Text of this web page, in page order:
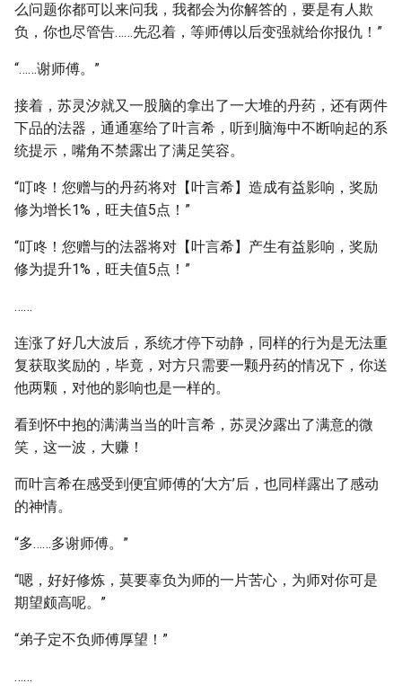
么问题你都可以来问我，我都会为你解答的，要是有人欺
负，你也尽管告……先忍着，等师傅以后变强就给你报仇！”
“……谢师傅。”
接着，苏灵汐就又一股脑的拿出了一大堆的丹药，还有两件
下品的法器，通通塞给了叶言希，听到脑海中不断响起的系
统提示，嘴角不禁露出了满足笑容。
“叮咚！您赠与的丹药将对【叶言希】造成有益影响，奖励
修为增长1%，旺夫值5点！”
“叮咚！您赠与的法器将对【叶言希】产生有益影响，奖励
修为提升1%，旺夫值5点！”
……
连涨了好几大波后，系统才停下动静，同样的行为是无法重
复获取奖励的，毕竟，对方只需要一颗丹药的情况下，你送
他两颗，对他的影响也是一样的。
看到怀中抱的满满当当的叶言希，苏灵汐露出了满意的微
笑，这一波，大赚！
而叶言希在感受到便宜师傅的‘大方’后，也同样露出了感动
的神情。
“多……多谢师傅。”
“嗯，好好修炼，莫要辜负为师的一片苦心，为师对你可是
期望颇高呢。”
“弟子定不负师傅厚望！”
……